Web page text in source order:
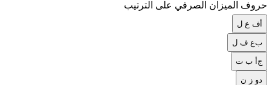
حروف الميزان الصرفي على الترتيب
أف ع ل
بع ف ل
ج أ ب ت
دو ز ن